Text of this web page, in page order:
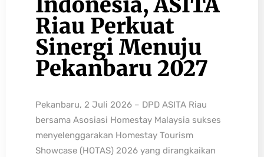
Riau Perkuat
Sinergi Menuju
Pekanbaru 2027
Pekanbaru, 2 Juli 2026 – DPD ASITA Riau
bersama Asosiasi Homestay Malaysia sukses
menyelenggarakan Homestay Tourism
Showcase (HOTAS) 2026 yang dirangkaikan